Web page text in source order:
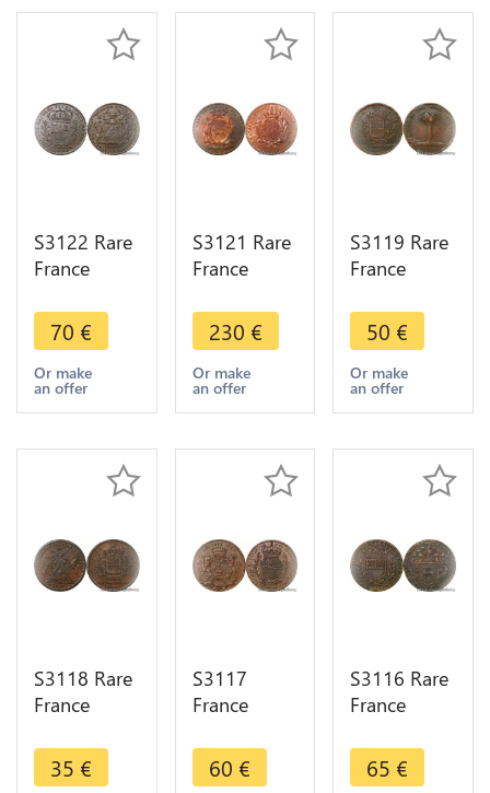
Dijon 1722
Dijon 1739-
>M offer
Vicomte
Dijon 1763
S3122 Rare
France
M. De
Badier
Ecuyer
Maire
Maïeur
Dijon 1686
70 €
Or make
an offer
S3121 Rare
France
Guillaume
Raviot
Ecuyer
Vicomte
Dijon 1772
230 €
Or make
an offer
S3119 Rare
France
Etienne
Baudinet
Maire
Vicomte
Dijon 1725
50 €
Or make
an offer
S3118 Rare
France
Etienne
Baudinet
35 €
S3117
France
Nicolas
Claude
60 €
S3116 Rare
France
Jacques de
Frasans
65 €